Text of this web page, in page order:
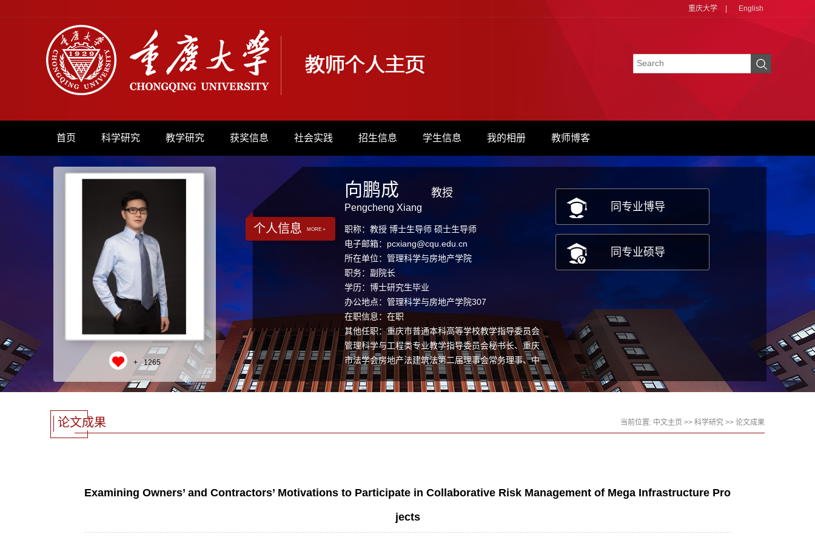
重庆大学 English
首页 科学研究 教学研究 获奖信息 社会实践 招生信息 学生信息 我的相册 教师博客
+ 1265
个人信息 MORE +
向鹏成
Pengcheng Xiang
教授
职称：教授 博士生导师 硕士生导师
电子邮箱： pcxiang@cqu.edu.cn
所在单位：管理科学与房地产学院
职务：副院长
学历：博士研究生毕业
办公地点：管理科学与房地产学院307
在职信息：在职
其他任职：重庆市普通本科高等学校教学指导委员会
管理科学与工程类专业教学指导委员会秘书长、重庆
市法学会房地产法建筑法第二届理事会常务理事、中
国建筑学会建筑经济分会理事、中国系统工程学会会
员、中华建设管理研究会会员、中国灾害防御协会风
同专业博导
同专业硕导
论文成果 当前位置: 中文主页 >> 科学研究 >> 论文成果
Examining Owners’ and Contractors’ Motivations to Participate in Collaborative Risk Management of Mega Infrastructure Pro
jects